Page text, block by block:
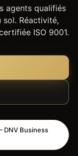
agents qualifiés
Réactivité,
ISO 9001.
Business